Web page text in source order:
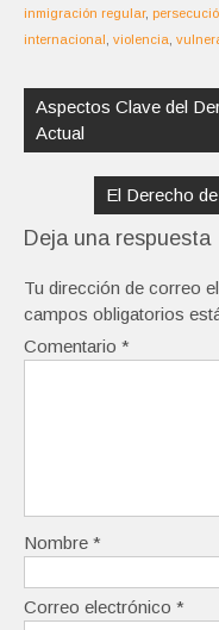
inmigración regular,
internacional violencia
de
entradas
Aspectos Clave del
Actual
El Derecho
Deja una respuesta
Tu dirección de correo
campos obligatorios
Comentario *
Nombre *
Correo electrónico *